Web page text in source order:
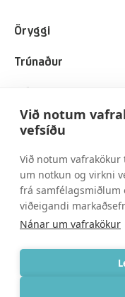
Öryggi
Trúnaður
Viðskiptavinir
Um okkur
Spurt og svarað
Skilmálar
Persónuvernd
Við notum
vefsíðu
Við notum
um notkun og virkni
frá
viðeigandi
Nánar um vafrakökur